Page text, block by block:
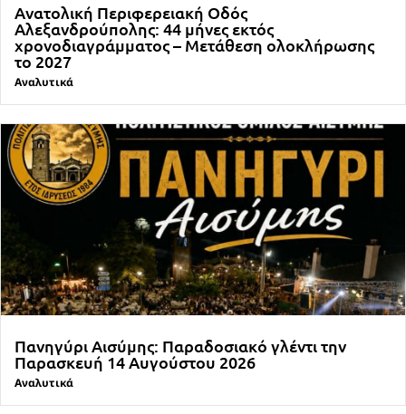
Ανατολική Περιφερειακή Οδός
Αλεξανδρούπολης: 44 μήνες εκτός
χρονοδιαγράμματος – Μετάθεση ολοκλήρωσης
το 2027
Αναλυτικά
Πανηγύρι Αισύμης: Παραδοσιακό γλέντι την
Παρασκευή 14 Αυγούστου 2026
Αναλυτικά